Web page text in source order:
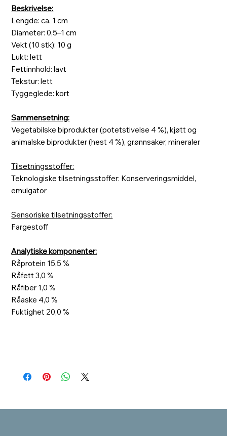
Beskrivelse:
Lengde: ca. 1 cm
Diameter: 0,5–1 cm
Vekt (10 stk): 10 g
Lukt: lett
Fettinnhold: lavt
Tekstur: lett
Tyggeglede: kort
Sammensetning:
Vegetabilske biprodukter (potetstivelse 4 %), kjøtt og
animalske biprodukter (hest 4 %), grønnsaker, mineraler
Tilsetningsstoffer:
Teknologiske tilsetningsstoffer: Konserveringsmiddel,
emulgator
Sensoriske tilsetningsstoffer:
Fargestoff
Analytiske komponenter:
Råprotein 15,5 %
Råfett 3,0 %
Råfiber 1,0 %
Råaske 4,0 %
Fuktighet 20,0 %